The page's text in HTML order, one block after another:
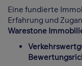
Eine fundierte
Erfahrung und
Warestone